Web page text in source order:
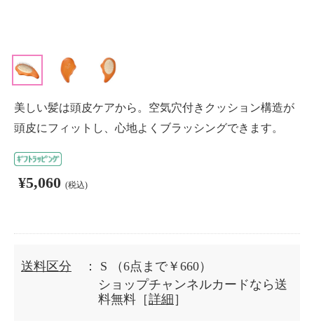
美しい髪は頭皮ケアから。空気穴付きクッション構造が
頭皮にフィットし、心地よくブラッシングできます。
¥5,060 (税込)
送料区分 ： S
（6点まで￥660）
ショップチャンネルカードなら送
料無料［詳細 ］